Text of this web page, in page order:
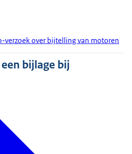
verzoek over bijtelling van motoren
bijlage bij